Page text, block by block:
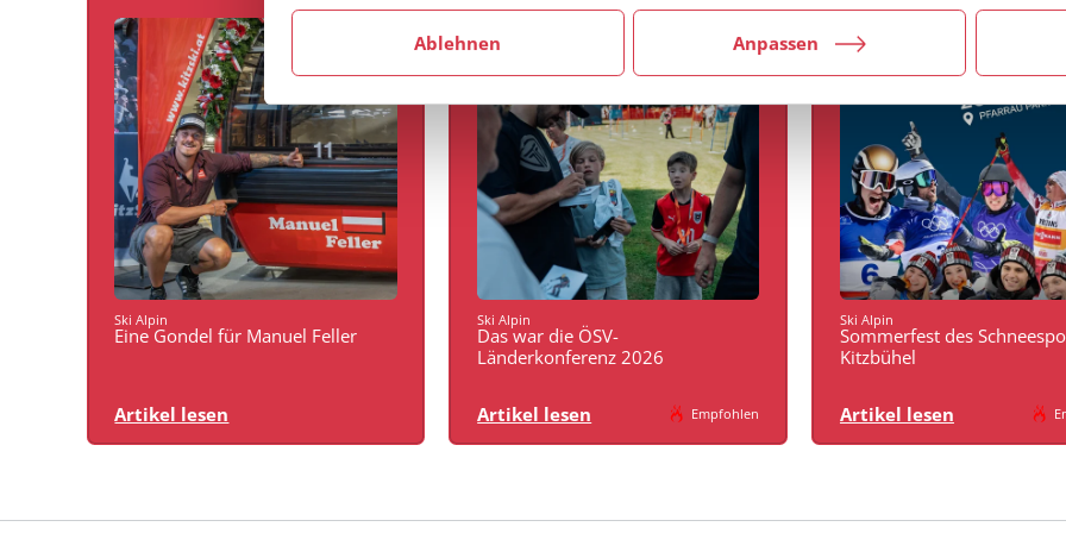
Ablehnen Anpassen
Ski Alpin
Eine Gondel für Manuel Feller
Artikel lesen
Ski Alpin
Das war die ÖSV-
Länderkonferenz 2026
Artikel lesen Empfohlen
Ski Alpin
Sommerfest des
Kitzbühel
Artikel lesen